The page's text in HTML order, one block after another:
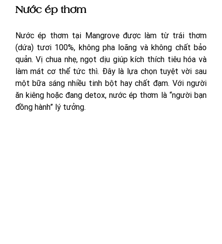
Nước ép thơm
Nước ép thơm tại Mangrove được làm từ trái thơm
(dứa) tươi 100%, không pha loãng và không chất bảo
quản. Vị chua nhẹ, ngọt dịu giúp kích thích tiêu hóa và
làm mát cơ thể tức thì. Đây là lựa chọn tuyệt vời sau
một bữa sáng nhiều tinh bột hay chất đạm. Với người
ăn kiêng hoặc đang detox, nước ép thơm là “người bạn
đồng hành” lý tưởng.